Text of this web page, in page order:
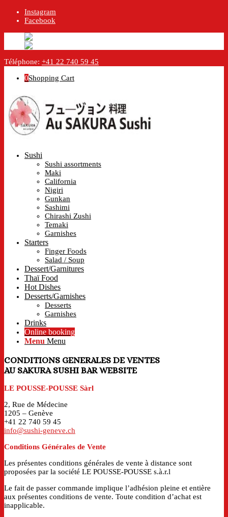
Instagram
Facebook
Téléphone: +41 22 740 59 45
0Shopping Cart
Sushi
Sushi assortments
Maki
California
Nigiri
Gunkan
Sashimi
Chirashi Zushi
Temaki
Garnishes
Starters
Finger Foods
Salad / Soup
Dessert/Garnitures
Thaï Food
Hot Dishes
Desserts/Garnishes
Desserts
Garnishes
Drinks
Online booking
Menu Menu
CONDITIONS GENERALES DE VENTES
AU SAKURA SUSHI BAR WEBSITE
LE POUSSE-POUSSE Sàrl
2, Rue de Médecine
1205 – Genève
+41 22 740 59 45
info@sushi-geneve.ch
Conditions Générales de Vente
Les présentes conditions générales de vente à distance sont
proposées par la société LE POUSSE-POUSSE s.à.r.l
Le fait de passer commande implique l’adhésion pleine et entière
aux présentes conditions de vente. Toute condition d’achat est
inapplicable.